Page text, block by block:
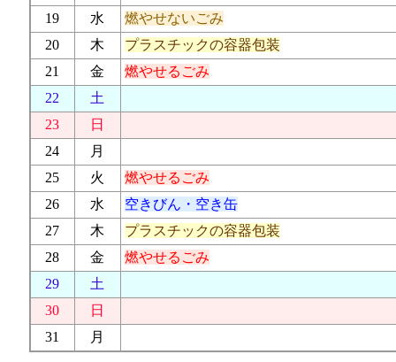
19
水
燃やせないごみ
20
木
プラスチックの容器包装
21
金
燃やせるごみ
22
土
23
日
24
月
25
火
燃やせるごみ
26
水
空きびん・空き缶
27
木
プラスチックの容器包装
28
金
燃やせるごみ
29
土
30
日
31
月